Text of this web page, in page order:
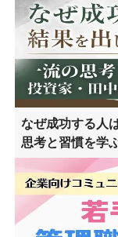
なぜ成功する人
思考と習慣を学